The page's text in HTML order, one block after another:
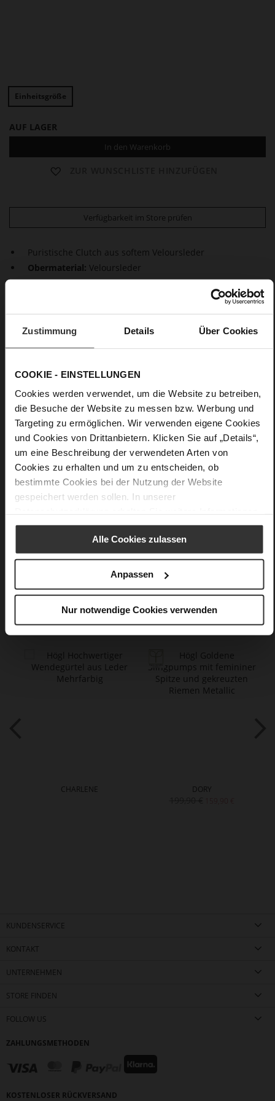
Zustimmung Details Über Cookies
COOKIE - EINSTELLUNGEN
Cookies werden verwendet, um die Website zu betreiben,
die Besuche der Website zu messen bzw. Werbung und
Targeting zu ermöglichen. Wir verwenden eigene Cookies
und Cookies von Drittanbietern. Klicken Sie auf „Details“,
um eine Beschreibung der verwendeten Arten von
Cookies zu erhalten und um zu entscheiden, ob
bestimmte Cookies bei der Nutzung der Website
gespeichert werden sollen. In unserer
Alle Cookies zulassen
Anpassen
Nur notwendige Cookies verwenden
D
O
R
E
N
N
Einheitsgröße
AUF LAGER
In den Warenkorb
Verfügbarkeit im Store prüfen
Puristische Clutch aus softem Veloursleder
Obermaterial: Veloursleder
Red Sensation: Ihre Abendlooks erhalten durch die Clutch
"Doreen" ein modernes Upgrade. In schlichter Silhouette
Veloursleder. Unter dem goldenen Högl Ornament befindet
sich ein Magnetverschluss, der sich mit einer Hand mühelos
einen Hauch von Glamour verleiht und gleichzeitig Ihre
Essentials für den Abend hält. In einem kleinen Fach an der
Innenseite sind Ihre Karten sicher verstaut. In der Hand
getragen oder mit der abnehmbaren Kette über die Schulter
gelegt, ist die Tasche ein echter Allrounder.
Details
Mehr
Informationen
Obermaterial (LEATHER WORKING GROUP
Gold zertifiziert)
Ziegenleder, feingeschliffen mit samtiger
Optik
Das könnte Ihnen auch gefallen
CHARLENE DORY
KUNDENSERVICE
KONTAKT
UNTERNEHMEN
STORE FINDEN
FOLLOW US
ZAHLUNGSMETHODEN
KOSTENLOSER RÜCKVERSAND